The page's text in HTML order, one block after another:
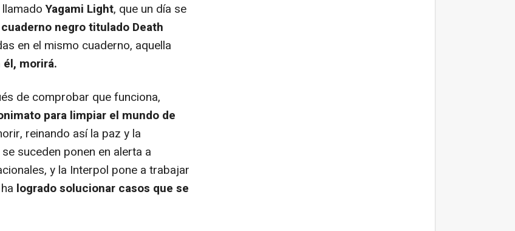
Yagami Light, que un día se
cuaderno negro titulado Death
en el mismo cuaderno, aquella
morirá.
de comprobar que funciona,
para limpiar el mundo de
reinando así la paz y la
suceden ponen en alerta a
y la Interpol pone a trabajar
logrado solucionar casos que se